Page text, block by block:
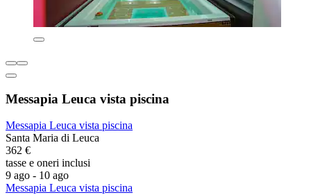
Messapia Leuca vista piscina
Messapia Leuca vista piscina
Santa Maria di Leuca
362 €
tasse e oneri inclusi
9 ago - 10 ago
Messapia Leuca vista piscina